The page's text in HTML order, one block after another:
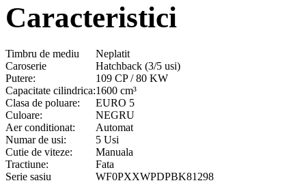
Caracteristici
Timbru de mediu
Neplatit
Caroserie
Hatchback (3/5 usi)
Putere:
109 CP / 80 KW
Capacitate cilindrica:1600 cm³
Clasa de poluare:
EURO 5
Culoare:
NEGRU
Aer conditionat:
Automat
Numar de usi:
5 Usi
Cutie de viteze:
Manuala
Tractiune:
Fata
Serie sasiu
WF0PXXWPDPBK81298